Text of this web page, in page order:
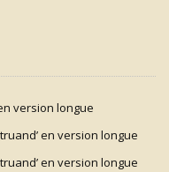
version longue
en version longue
en version longue